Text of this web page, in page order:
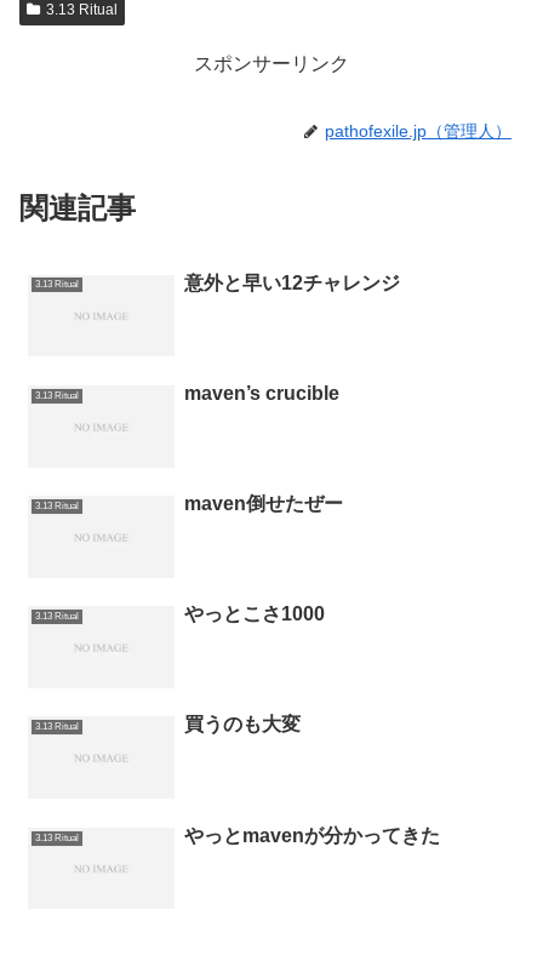
3.13 Ritual
スポンサーリンク
pathofexile.jp（管理人）
関連記事
3.13 Ritual 意外と早い12チャレンジ
3.13 Ritual maven’s crucible
3.13 Ritual maven倒せたぜー
3.13 Ritual やっとこさ1000
3.13 Ritual 買うのも大変
3.13 Ritual やっとmavenが分かってきた